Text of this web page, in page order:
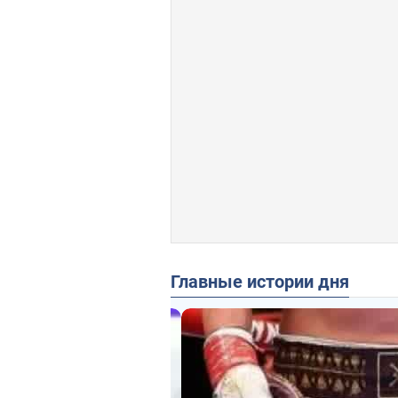
Главные истории дня